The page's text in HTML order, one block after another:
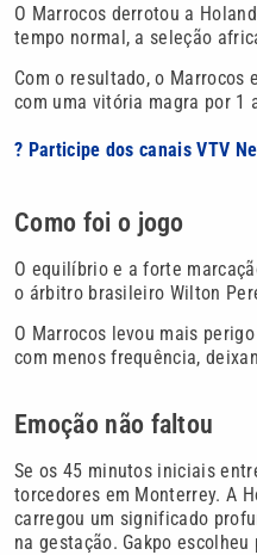
O Marrocos derrotou a
tempo normal, a seleção
Com o resultado, o Marrocos
com uma vitória magra por 1
? Participe dos canais VTV
Como foi o jogo
O equilíbrio e a forte
o árbitro brasileiro Wilton
O Marrocos levou mais
com menos frequência,
Emoção não faltou
Se os 45 minutos iniciais
torcedores em Monterrey. A
carregou um significado
na gestação. Gakpo